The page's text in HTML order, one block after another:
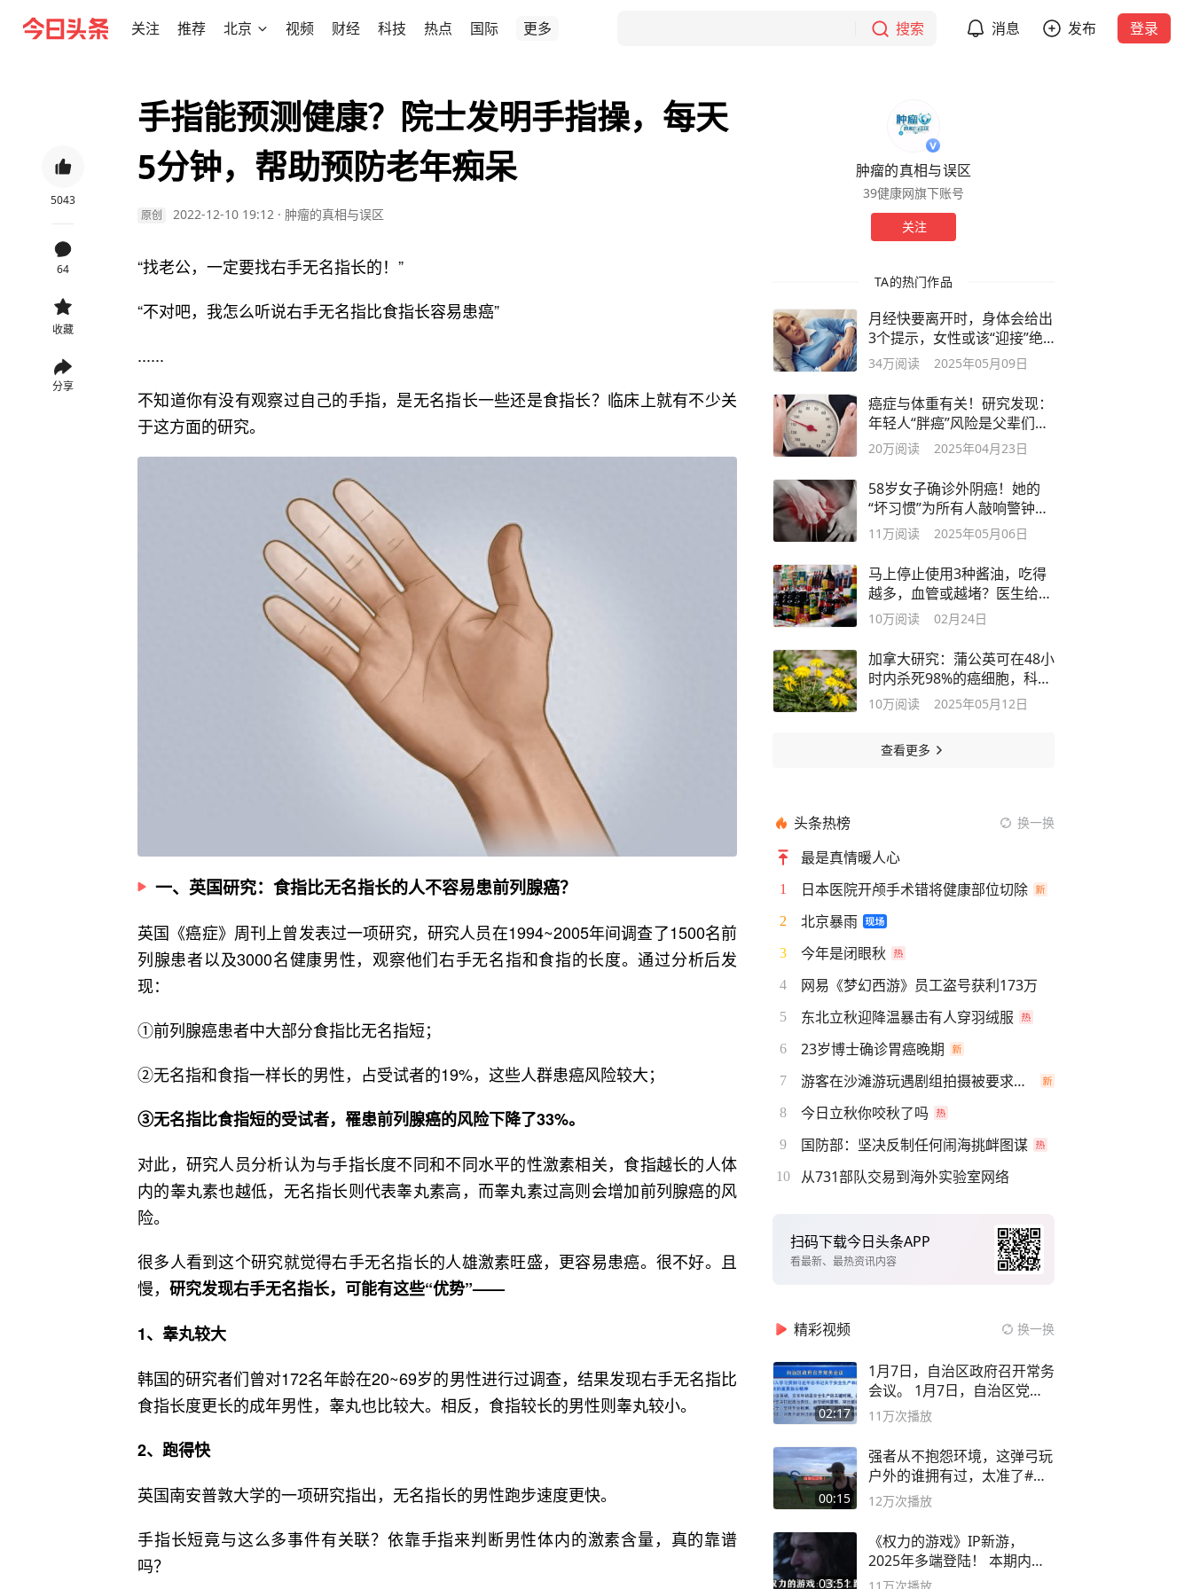
关注 推荐 北京 视频 财经 科技 热点 国际 更多 搜索 消息 发布 登录
5043
64
收藏
分享
手指能预测健康？院士发明手指操，每天
5分钟，帮助预防老年痴呆
原创 2022-12-10 19:12 · 肿瘤的真相与误区
“找老公，一定要找右手无名指长的！”
“不对吧，我怎么听说右手无名指比食指长容易患癌”
......
不知道你有没有观察过自己的手指，是无名指长一些还是食指长？临床上就有不少关
于这方面的研究。
一、英国研究：食指比无名指长的人不容易患前列腺癌？
英国《癌症》周刊上曾发表过一项研究，研究人员在1994~2005年间调查了1500名前
列腺患者以及3000名健康男性，观察他们右手无名指和食指的长度。通过分析后发
现：
①前列腺癌患者中大部分食指比无名指短；
②无名指和食指一样长的男性，占受试者的19%，这些人群患癌风险较大；
③无名指比食指短的受试者，罹患前列腺癌的风险下降了33%。
对此，研究人员分析认为与手指长度不同和不同水平的性激素相关，食指越长的人体
内的睾丸素也越低，无名指长则代表睾丸素高，而睾丸素过高则会增加前列腺癌的风
险。
很多人看到这个研究就觉得右手无名指长的人雄激素旺盛，更容易患癌。很不好。且
慢， 研究发现右手无名指长，可能有这些“优势”——
1、睾丸较大
韩国的研究者们曾对172名年龄在20~69岁的男性进行过调查，结果发现右手无名指比
食指长度更长的成年男性，睾丸也比较大。相反，食指较长的男性则睾丸较小。
2、跑得快
英国南安普敦大学的一项研究指出，无名指长的男性跑步速度更快。
手指长短竟与这么多事件有关联？依靠手指来判断男性体内的激素含量，真的靠谱
吗？
肿瘤的真相与误区
39健康网旗下账号
关注
TA的热门作品
月经快要离开时，身体会给出
3个提示，女性或该“迎接”绝
经了
34万阅读 2025年05月09日
癌症与体重有关！研究发现：
年轻人“胖癌”风险是父辈们的
25倍
20万阅读 2025年04月23日
58岁女子确诊外阴癌！她的
“坏习惯”为所有人敲响警钟！
值得借鉴
11万阅读 2025年05月06日
马上停止使用3种酱油，吃得
越多，血管或越堵？医生给出
明确答案
10万阅读 02月24日
加拿大研究：蒲公英可在48小
时内杀死98%的癌细胞，科学
还是谣言
10万阅读 2025年05月12日
查看更多
头条热榜 换一换
最是真情暖人心
1 日本医院开颅手术错将健康部位切除
2 北京暴雨
3 今年是闭眼秋
4 网易《梦幻西游》员工盗号获利173万
5 东北立秋迎降温暴击有人穿羽绒服
6 23岁博士确诊胃癌晚期
7 游客在沙滩游玩遇剧组拍摄被要求离开
8 今日立秋你咬秋了吗
9 国防部：坚决反制任何闹海挑衅图谋
10 从731部队交易到海外实验室网络
扫码下载今日头条APP
看最新、最热资讯内容
精彩视频 换一换
02:17
1月7日，自治区政府召开常务
会议。 1月7日，自治区党委
副书记
11万次播放
00:15
强者从不抱怨环境，这弹弓玩
户外的谁拥有过，太准了#弹
弓#户外
12万次播放
03:51
《权力的游戏》IP新游，
2025年多端登陆！ 本期内容
概要